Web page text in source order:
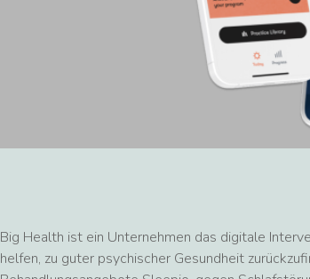
Big Health ist ein Unternehmen das digitale
helfen, zu guter psychischer Gesundheit